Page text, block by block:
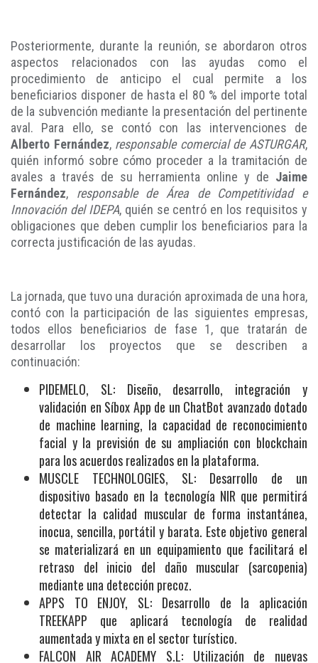
Posteriormente, durante la reunión, se abordaron otros
aspectos relacionados con las ayudas como el
procedimiento de anticipo el cual permite a los
beneficiarios disponer de hasta el 80 % del importe total
de la subvención mediante la presentación del pertinente
aval. Para ello, se contó con las intervenciones de
Alberto Fernández, responsable comercial de ASTURGAR,
quién informó sobre cómo proceder a la tramitación de
avales a través de su herramienta online y de Jaime
Fernández, responsable de Área de Competitividad e
Innovación del IDEPA, quién se centró en los requisitos y
obligaciones que deben cumplir los beneficiarios para la
correcta justificación de las ayudas.
La jornada, que tuvo una duración aproximada de una hora,
contó con la participación de las siguientes empresas,
todos ellos beneficiarios de fase 1, que tratarán de
desarrollar los proyectos que se describen a
continuación:
PIDEMELO, SL: Diseño, desarrollo, integración y
validación en Síbox App de un ChatBot avanzado dotado
de machine learning, la capacidad de reconocimiento
facial y la previsión de su ampliación con blockchain
para los acuerdos realizados en la plataforma.
MUSCLE TECHNOLOGIES, SL: Desarrollo de un
dispositivo basado en la tecnología NIR que permitirá
detectar la calidad muscular de forma instantánea,
inocua, sencilla, portátil y barata. Este objetivo general
se materializará en un equipamiento que facilitará el
retraso del inicio del daño muscular (sarcopenia)
mediante una detección precoz.
APPS TO ENJOY, SL: Desarrollo de la aplicación
TREEKAPP que aplicará tecnología de realidad
aumentada y mixta en el sector turístico.
FALCON AIR ACADEMY S.L: Utilización de nuevas